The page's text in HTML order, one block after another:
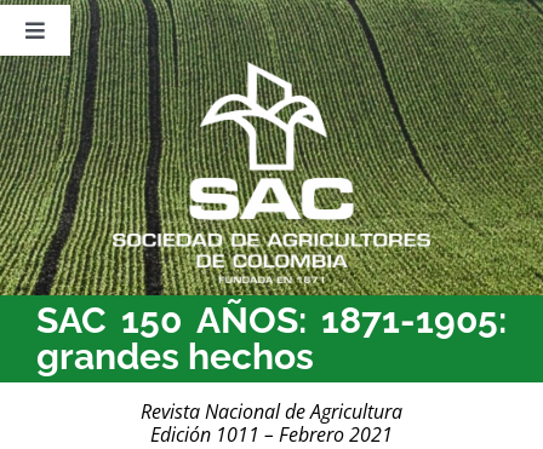
Saltar
contenido
Toggle
Navigation
Nosotros
Publicaciones
Sala de Prensa
Eventos
SAC 150 AÑOS: 1871-1905:
grandes hechos
Revista Nacional de Agricultura
Edición 1011 – Febrero 2021